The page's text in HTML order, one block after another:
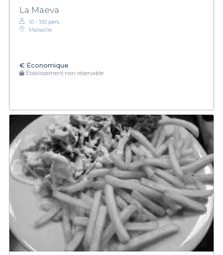
La Maeva
10 - 100 pers.
Marseille
€ Économique
Établissement non réservable